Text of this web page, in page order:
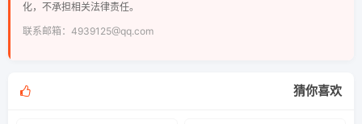
化，不承担相关法律责任。
联系邮箱：4939125@qq.com
猜你喜欢